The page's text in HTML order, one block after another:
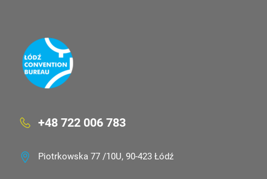
+48 722 006 783
Piotrkowska 77 /10U, 90-423 Łódź